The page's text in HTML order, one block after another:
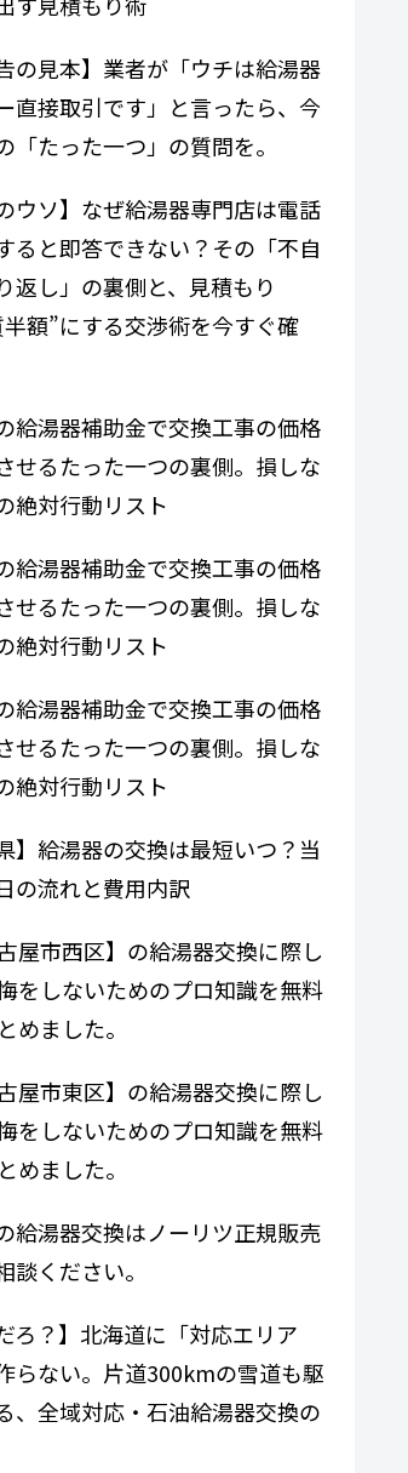
の見本】業者が「ウチは給湯器
直接取引です」と言ったら、今
「たった一つ」の質問を。
ウソ】なぜ給湯器専門​​店は電話
ると即答できない？その「不自
返し」の裏側と、見積もり
額”にする交渉術を今すぐ確
給湯器補助金で交換工事の価格
せるたった一つの裏側。損しな
絶対行動リスト
給湯器補助金で交換工事の価格
せるたった一つの裏側。損しな
絶対行動リスト
給湯器補助金で交換工事の価格
せるたった一つの裏側。損しな
絶対行動リスト
】給湯器の交換は最短いつ？当
の流れと費用内訳
古屋市西区】の給湯器交換に際し
をしないためのプロ知識を無料
めました。
古屋市東区】の給湯器交換に際し
をしないためのプロ知識を無料
めました。
給湯器交換はノーリツ正規販売
談ください。
ろ？】北海道に「対応エリア
らない。片道300kmの雪道も駆
、全域対応・石油給湯器交換の